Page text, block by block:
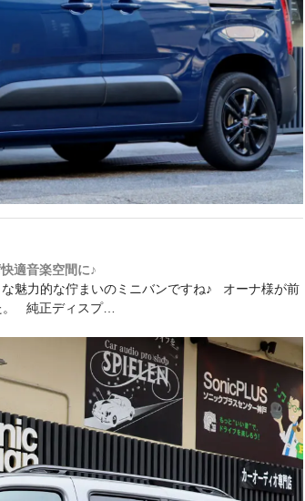
適音楽空間に♪
魅力的な佇まいのミニバンですね♪ オーナ様が前
。 純正ディスプ…